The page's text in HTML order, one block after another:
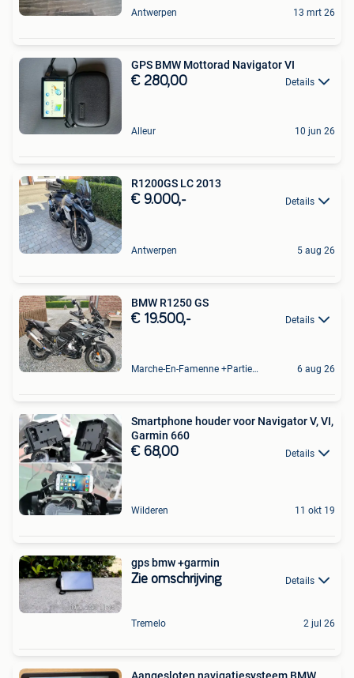
Antwerpen 13 mrt 26
GPS BMW Mottorad Navigator VI
€ 280,00 Details
Alleur 10 jun 26
R1200GS LC 2013
€ 9.000,- Details
Antwerpen 5 aug 26
BMW R1250 GS
€ 19.500,- Details
Marche-En-Famenne +Partie De Baillonville Et Noiseux 6 aug 26
Smartphone houder voor Navigator V, VI,
Garmin 660
€ 68,00 Details
Wilderen 11 okt 19
gps bmw +garmin
Zie omschrijving Details
Tremelo 2 jul 26
Aangesloten navigatiesysteem BMW